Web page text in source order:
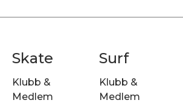
Skate
Klubb &
Medlem
Surf
Klubb &
Medlem